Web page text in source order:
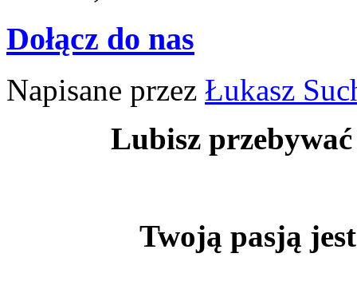
Dołącz do nas
Napisane przez Łukasz
Lubisz
Twoją pasją